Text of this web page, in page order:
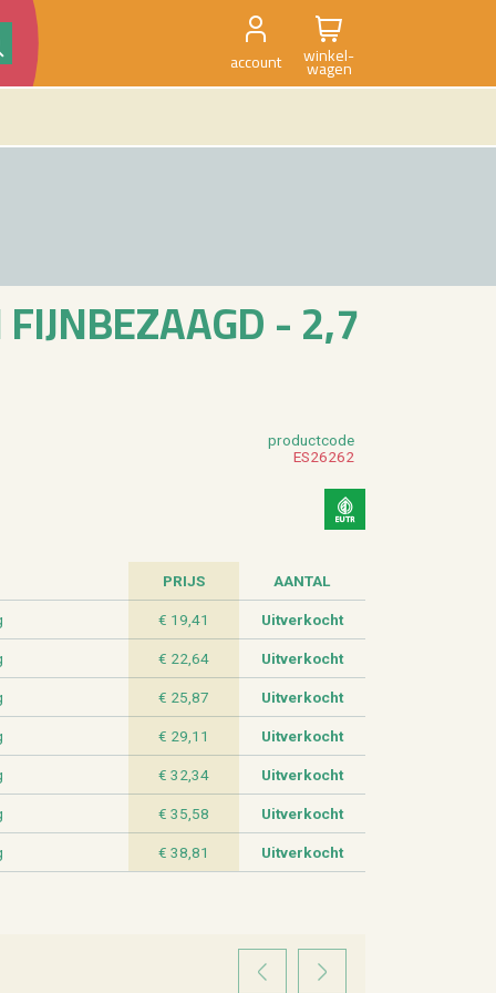
account winkel-
wagen
- 2,7
product­code
ES­26262
PRIJS AAN­TAL
€ 19,41 Uit­ver­kocht
€ 22,64 Uit­ver­kocht
€ 25,87 Uit­ver­kocht
€ 29,11 Uit­ver­kocht
€ 32,34 Uit­ver­kocht
€ 35,58 Uit­ver­kocht
€ 38,81 Uit­ver­kocht